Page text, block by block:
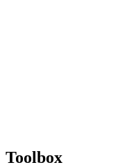
Toolbox